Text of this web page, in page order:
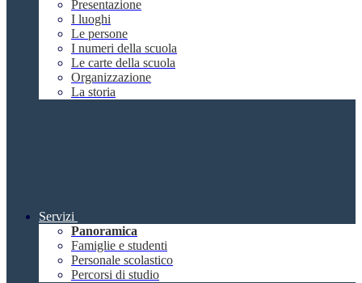
Presentazione
I luoghi
Le persone
I numeri della scuola
Le carte della scuola
Organizzazione
La storia
Servizi
Panoramica
Famiglie e studenti
Personale scolastico
Percorsi di studio